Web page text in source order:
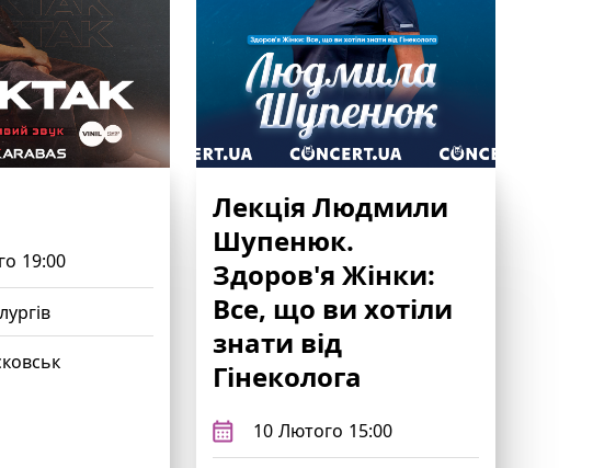
19:00
Лекція Людмили
Шупенюк.
Здоров'я Жінки:
Все, що ви хотіли
знати від
Гінеколога
10 Лютого 15:00